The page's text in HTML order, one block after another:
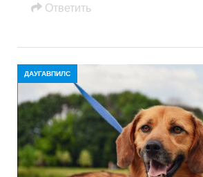
Oтветить
ДАУГАВПИЛС